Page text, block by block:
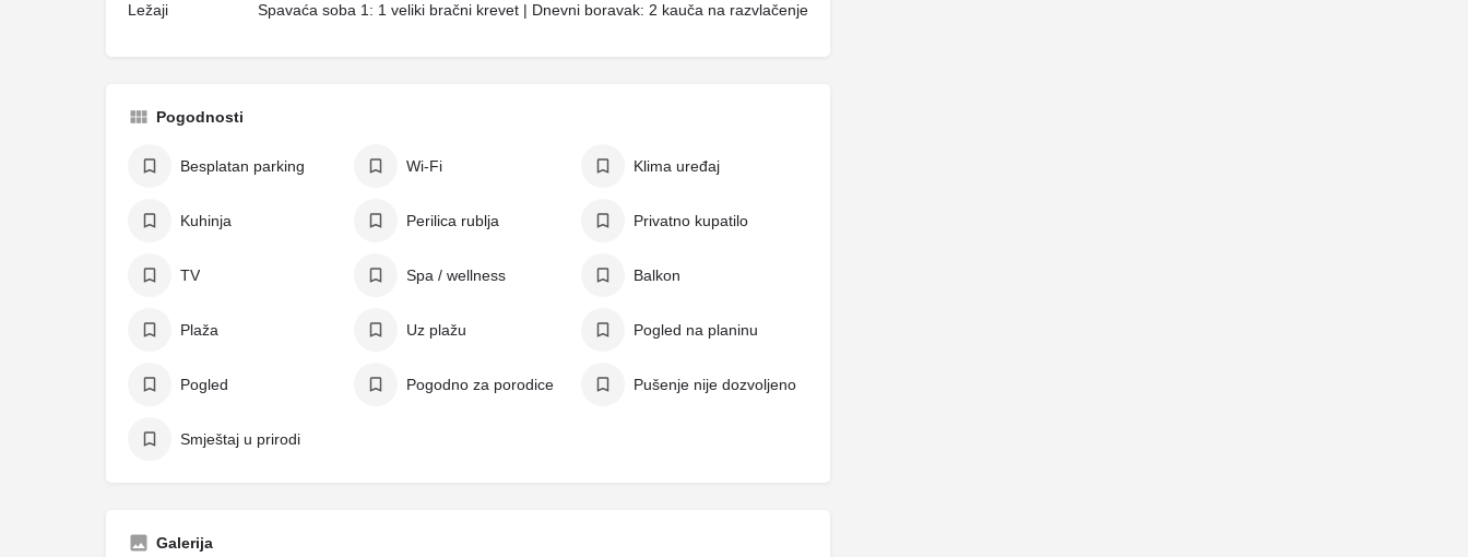
Ležaji Spavaća soba 1: 1 veliki bračni krevet | Dnevni boravak: 2 kauča na razvlačenje
Pogodnosti
Besplatan parking Wi-Fi Klima uređaj
Kuhinja Perilica rublja Privatno kupatilo
TV Spa / wellness Balkon
Plaža Uz plažu Pogled na planinu
Pogled Pogodno za porodice Pušenje nije dozvoljeno
Smještaj u prirodi
Galerija